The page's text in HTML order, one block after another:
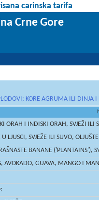
carinska tarifa
Crne Gore
KORE AGRUMA ILI DINJA I
ORAH I INDISKI ORAH, SVJEŽI ILI
U LJUSCI, SVJEŽE ILI SUVO,
BANANE ('PLANTAINS'),
AVOKADO, GUAVA, MANGO I